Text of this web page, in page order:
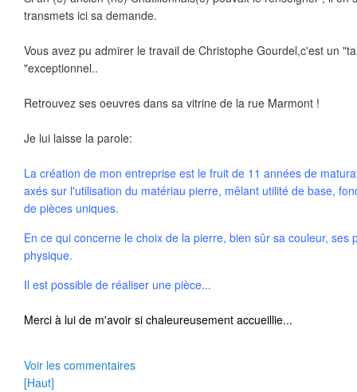
transmets ici sa demande.
Vous avez pu admirer le travail de Christophe Gourdel,c'est un
"exceptionnel..
Retrouvez ses oeuvres dans sa vitrine de la rue Marmont !
Je lui laisse la parole:
La création de mon entreprise est le fruit de 11 années de
axés sur l'utilisation du matériau pierre, mêlant utilité de base,
de pièces uniques.
En ce qui concerne le choix de la pierre, bien sûr sa couleur, ses
physique.
Il est possible de réaliser une pièce...
Merci à lui de m'avoir si chaleureusement accueillie...
Voir les commentaires
[Haut]